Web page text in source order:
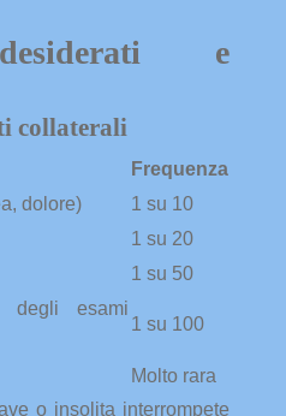
e
collaterali
Frequenza
dolore)
1 su 10
1 su 20
1 su 50
degli esami
1 su 100
Molto rara
o insolita interrompete